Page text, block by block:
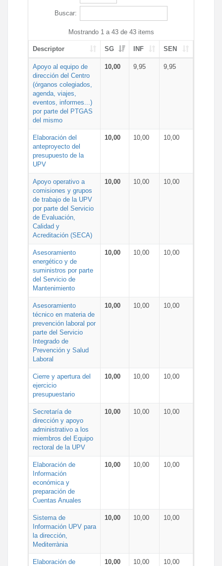
Buscar:
Mostrando 1 a 43 de 43 items
Descriptor SG INF SEN
Apoyo al equipo de
dirección del Centro
(órganos colegiados,
agenda, viajes,
eventos, informes...)
por parte del PTGAS
del mismo
10,00 9,95 9,95
Elaboración del
anteproyecto del
presupuesto de la
UPV
10,00 10,00 10,00
Apoyo operativo a
comisiones y grupos
de trabajo de la UPV
por parte del Servicio
de Evaluación,
Calidad y
Acreditación (SECA)
10,00 10,00 10,00
Asesoramiento
energético y de
suministros por parte
del Servicio de
Mantenimiento
10,00 10,00 10,00
Asesoramiento
técnico en materia de
prevención laboral por
parte del Servicio
Integrado de
Prevención y Salud
Laboral
10,00 10,00 10,00
Cierre y apertura del
ejercicio
presupuestario
10,00 10,00 10,00
Secretaría de
dirección y apoyo
administrativo a los
miembros del Equipo
rectoral de la UPV
10,00 10,00 10,00
Elaboración de
Información
económica y
preparación de
Cuentas Anuales
10,00 10,00 10,00
Sistema de
Información UPV para
la dirección,
Mediterrània
10,00 10,00 10,00
Elaboración de
10,00 10,00 10,00